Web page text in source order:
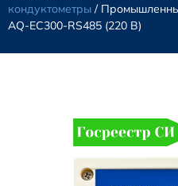
кондуктометры /
AQ-EC300-RS485 (220 В)